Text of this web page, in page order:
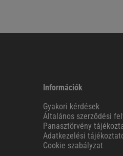
Információk
Gyakori kérdések
Általános szerződési
Panasztörvény
Adatkezelési
Cookie szabályzat